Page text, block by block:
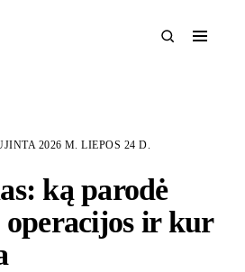
2026 M. LIEPOS 24 D.
ką parodė
ir kur